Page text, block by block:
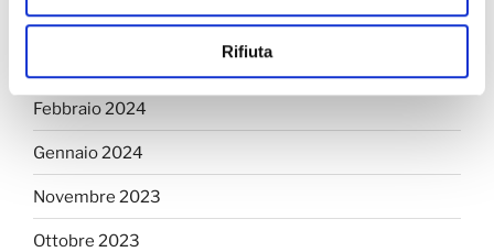
Rifiuta
Aprile 2024
Febbraio 2024
Gennaio 2024
Novembre 2023
Ottobre 2023